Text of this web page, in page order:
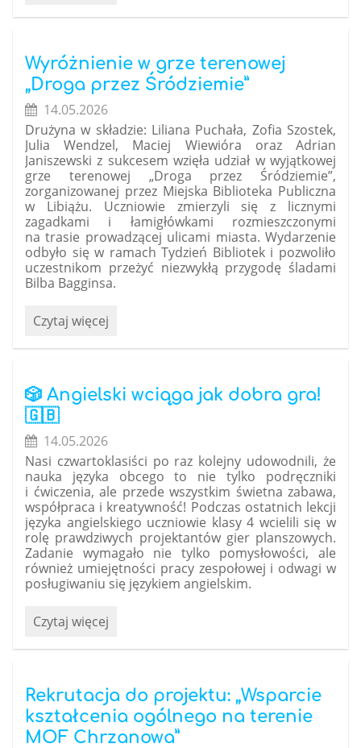
naszym
przedszkolu:
Wyróżnienie w grze terenowej
„Droga przez Śródziemie”
14.05.2026
Drużyna w składzie: Liliana Puchała, Zofia Szostek,
Julia Wendzel, Maciej Wiewióra oraz Adrian
Janiszewski z sukcesem wzięła udział w wyjątkowej
grze terenowej „Droga przez Śródziemie”,
zorganizowanej przez Miejska Biblioteka Publiczna
w Libiążu. Uczniowie zmierzyli się z licznymi
zagadkami i łamigłówkami rozmieszczonymi
na trasie prowadzącej ulicami miasta. Wydarzenie
odbyło się w ramachTydzień Biblioteki pozwoliło
uczestnikom przeżyć niezwykłą przygodę śladami
Bilba Bagginsa.
Wyróżnienie
„Droga
przez
Śródziemie”:
Czytaj więcej
🎲 Angielski wciąga jak dobra gra!
🇬🇧
14.05.2026
Nasi czwartoklasiści po raz kolejny udowodnili, że
nauka języka obcego to nie tylko podręczniki
i ćwiczenia, ale przede wszystkim świetna zabawa,
współpraca i kreatywność! Podczas ostatnich lekcji
języka angielskiego uczniowie klasy 4 wcielili się w
rolę prawdziwych projektantów gier planszowych.
Zadanie wymagało nie tylko pomysłowości, ale
również umiejętności pracy zespołowej i odwagi w
posługiwaniu się językiem angielskim.
🎲
dobra
gra!
🇬🇧:
Czytaj więcej
Rekrutacja do projektu: „Wsparcie
kształcenia ogólnego na terenie
MOF Chrzanowa”